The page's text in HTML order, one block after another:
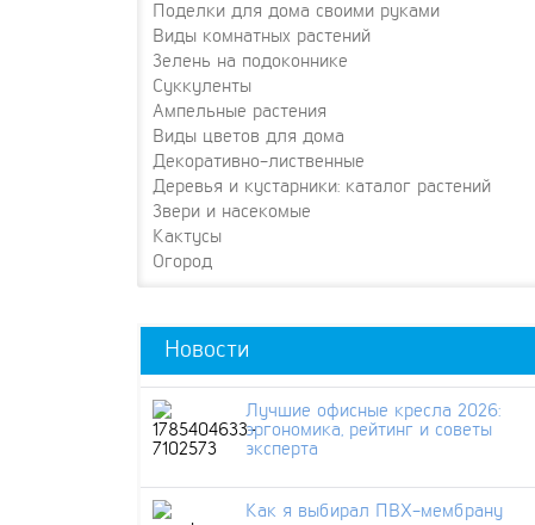
Поделки для дома своими руками
Виды комнатных растений
Зелень на подоконнике
Суккуленты
Ампельные растения
Виды цветов для дома
Декоративно-лиственные
Деревья и кустарники: каталог растений
Звери и насекомые
Кактусы
Огород
Новости
Лучшие офисные кресла 2026:
эргономика, рейтинг и советы
эксперта
Как я выбирал ПВХ-мембрану